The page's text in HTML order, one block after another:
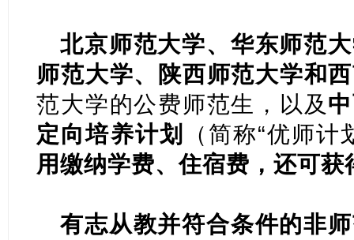
北京师范大学、华东师范
师范大学、陕西师范大学和
范大学的公费师范生，以及
定向培养计划
（简称“优师
用缴纳学费、住宿费，还可
有志从教并符合条件的非